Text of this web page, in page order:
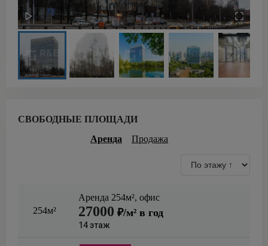
СВОБОДНЫЕ ПЛОЩАДИ
Аренда
Продажа
254м²
Аренда 254м², офис
27000 ₽/м² в год
14этаж